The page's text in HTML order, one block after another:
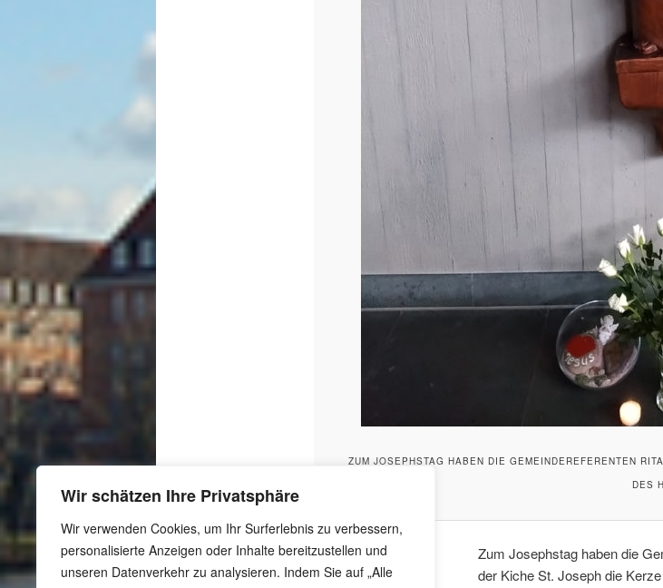
Wir schätzen Ihre Privatsphäre
Wir verwenden Cookies, um Ihr Surferlebnis zu verbessern,
personalisierte Anzeigen oder Inhalte bereitzustellen und
unseren Datenverkehr zu analysieren. Indem Sie auf „Alle
ZUM JOSEPHSTAG HABEN DIE GEMEINDEREFERENTEN
DES
Zum Josephstag haben die
der Kiche St. Joseph die